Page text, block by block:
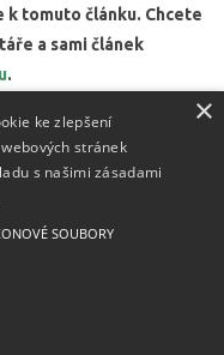
k tomuto článku. Chcete
a sami článek
.
Zjistěte,
Creative Commons BY
×
ke zlepšení
stránek
s našimi zásadami
SOUBORY